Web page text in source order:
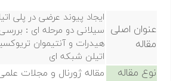
عنوان اصلی
مقاله
ایجاد پیوند عرضی در پلی
سیلانی دو مرحله ای : بررسی
هیدرات و آنتیموان
اتیلن شبکه ای
نوع مقاله مقاله ژورنال و مجلات